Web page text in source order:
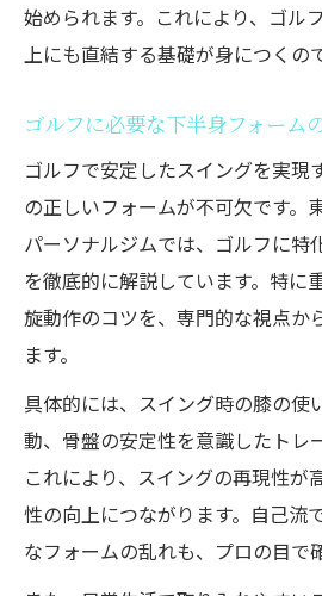
始められます。これにより、ゴル
上にも直結する基礎が身につくので
ゴルフに必要な下半身フォーム
ゴルフで安定したスイングを実現
の正しいフォームが不可欠です。
パーソナルジムでは、ゴルフに特
を徹底的に解説しています。特に
旋動作のコツを、専門的な視点か
ます。
具体的には、スイング時の膝の使
動、骨盤の安定性を意識したトレ
これにより、スイングの再現性が
性の向上につながります。自己流
なフォームの乱れも、プロの目で